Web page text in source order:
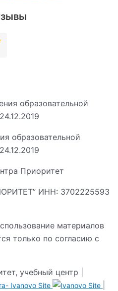
образовательной
ИНН: 3702225593
материалов
только по согласию с
учебный центр |
Ivanovo Site